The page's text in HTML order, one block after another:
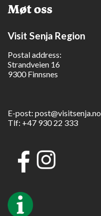
Møt oss
Visit Senja Region
Postal address:
Strandveien 16
9300 Finnsnes
E-post: post@visitsenja.no
Tlf: +47 930 22 333